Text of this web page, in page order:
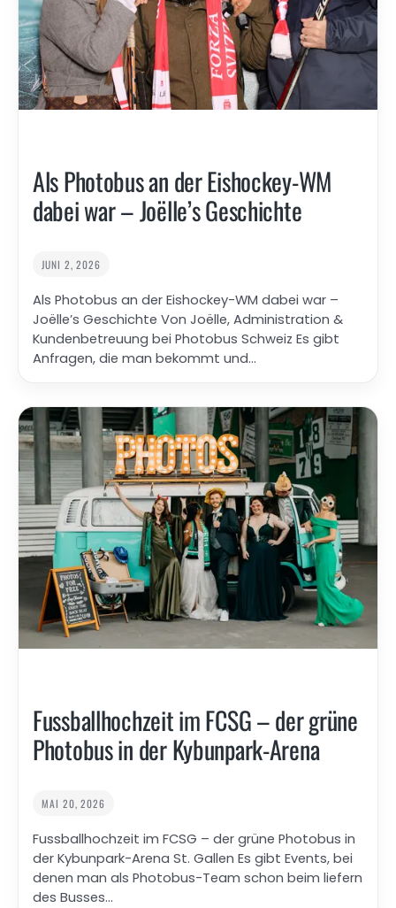
Als Photobus an der Eishockey-WM
dabei war – Joëlle’s Geschichte
JUNI 2, 2026
Als Photobus an der Eishockey-WM dabei war –
Joëlle’s Geschichte Von Joëlle, Administration &
Kundenbetreuung bei Photobus Schweiz Es gibt
Anfragen, die man bekommt und…
Fussballhochzeit im FCSG – der grüne
Photobus in der Kybunpark-Arena
MAI 20, 2026
Fussballhochzeit im FCSG – der grüne Photobus in
der Kybunpark-Arena St. Gallen Es gibt Events, bei
denen man als Photobus-Team schon beim liefern
des Busses…